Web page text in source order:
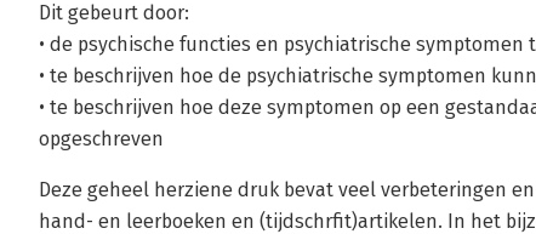
Dit gebeurt door:
• de psychische functies en psychiatrische symptomen
• te beschrijven hoe de psychiatrische symptomen
• te beschrijven hoe deze symptomen op een
opgeschreven
Deze geheel herziene druk bevat veel verbeteringen
hand- en leerboeken en (tijdschrfit)artikelen. In het